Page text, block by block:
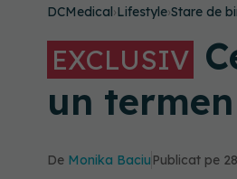
DCMedical›Lifestyle›Stare de
EXCLUSIV
un
De Monika Baciu Publicat pe